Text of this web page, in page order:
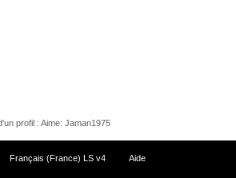
profil : Aime: Jaman1975
Français (France) LS v4 Aide